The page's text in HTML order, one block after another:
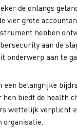
de onlangs
vier grote
hebben
aan de
onderwerp aan te
belangrijke
hen biedt de health
wettelijk verplicht